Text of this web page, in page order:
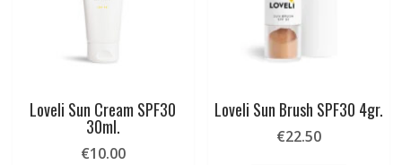
Loveli Sun Cream SPF30
30ml.
€10.00
Loveli Sun Brush SPF30 4gr.
€22.50